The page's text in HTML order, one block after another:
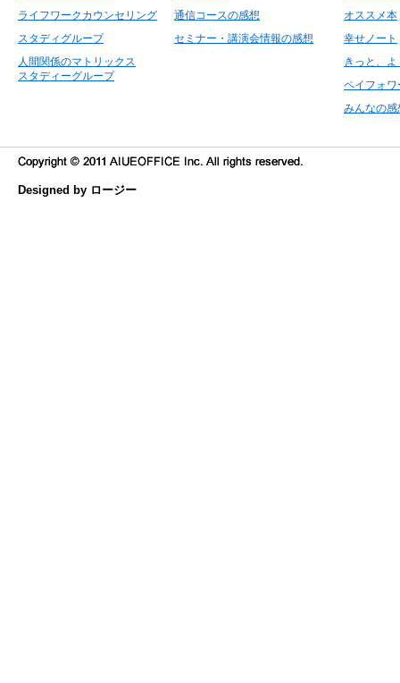
ライフワークカウンセリング
スタディグループ
人間関係のマトリックス
スタディーグループ
通信コースの感想
セミナー・講演会情報の感想
オススメ本
幸せノート
きっと、
ペイフォワ
みんなの感
Designed by ロージー